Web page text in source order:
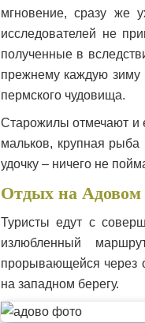
мгновение, сразу же
исследователей не
полученные в
прежнему каждую зиму
пермского чудовища.
Старожилы отмечают и
мальков, крупная рыба
удочку ‒ ничего не
Отдых на Адовом
Туристы едут с
излюбленный
прорывающейся через
на западном берегу.